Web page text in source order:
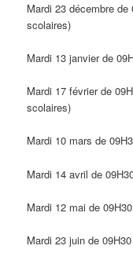
Mardi 23 décembre
scolaires)
Mardi 13 janvier de
Mardi 17 février de
scolaires)
Mardi 10 mars de
Mardi 14 avril de
Mardi 12 mai de
Mardi 23 juin de